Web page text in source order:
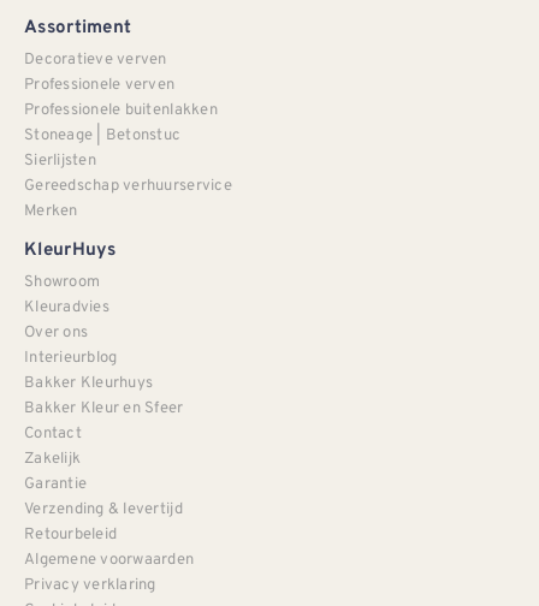
Assortiment
Decoratieve verven
Professionele verven
Professionele buitenlakken
Stoneage | Betonstuc
Sierlijsten
Gereedschap verhuurservice
Merken
KleurHuys
Showroom
Kleuradvies
Over ons
Interieurblog
Bakker Kleurhuys
Bakker Kleur en Sfeer
Contact
Zakelijk
Garantie
Verzending & levertijd
Retourbeleid
Algemene voorwaarden
Privacy verklaring